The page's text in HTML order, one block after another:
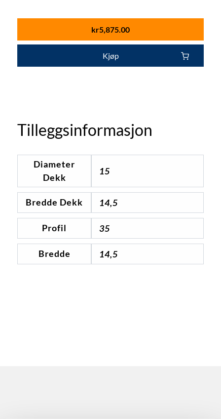
kr5,875.00
Kjøp
Tilleggsinformasjon
Diameter
Dekk
15
Bredde Dekk 14,5
Profil 35
Bredde 14,5